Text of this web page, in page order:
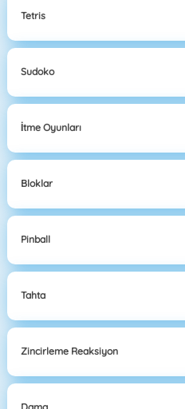
Tetris
Sudoko
İtme Oyunları
Bloklar
Pinball
Tahta
Zincirleme Reaksiyon